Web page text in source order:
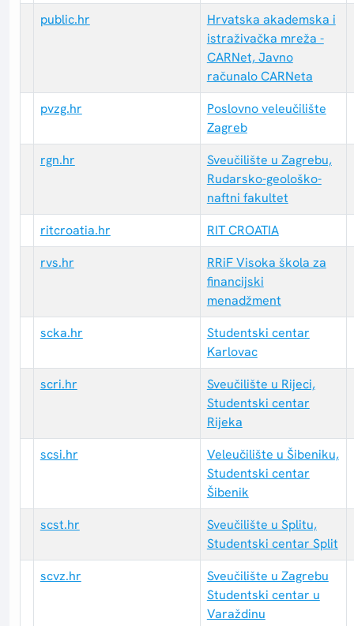
public.hr
Hrvatska akademska i
istraživačka mreža -
CARNet, Javno
računalo CARNeta
pvzg.hr
Poslovno veleučilište
Zagreb
rgn.hr
Sveučilište u Zagrebu,
Rudarsko-geološko-
naftni fakultet
ritcroatia.hr
RIT CROATIA
rvs.hr
RRiF Visoka škola za
financijski
menadžment
scka.hr
Studentski centar
Karlovac
scri.hr
Sveučilište u Rijeci,
Studentski centar
Rijeka
scsi.hr
Veleučilište u Šibeniku,
Studentski centar
Šibenik
scst.hr
Sveučilište u Splitu,
Studentski centar Split
scvz.hr
Sveučilište u Zagrebu
Studentski centar u
Varaždinu